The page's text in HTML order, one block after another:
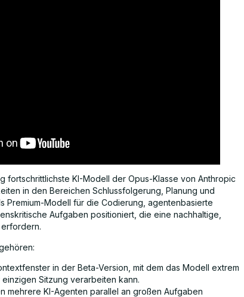
fortschrittlichste KI-Modell der Opus-Klasse von Anthropic
in den Bereichen Schlussfolgerung, Planung und
Premium-Modell für die Codierung, agentenbasierte
Aufgaben positioniert, die eine nachhaltige,
in der Beta-Version, mit dem das Modell extrem
Sitzung verarbeiten kann.
mehrere KI-Agenten parallel an großen Aufgaben